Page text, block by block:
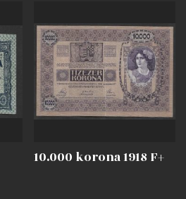
10.000 korona 1918 F+